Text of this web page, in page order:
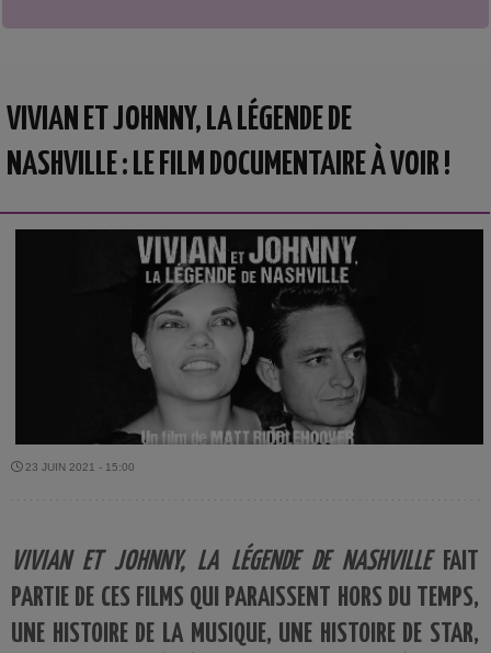
VIVIAN ET JOHNNY, LA LÉGENDE DE
NASHVILLE : LE FILM DOCUMENTAIRE À VOIR !
23 JUIN 2021 - 15:00
VIVIAN ET JOHNNY, LA LÉGENDE DE NASHVILLEFAIT
PARTIE DE CES FILMS QUI PARAISSENT HORS DU TEMPS,
UNE HISTOIRE DE LA MUSIQUE, UNE HISTOIRE DE STAR,